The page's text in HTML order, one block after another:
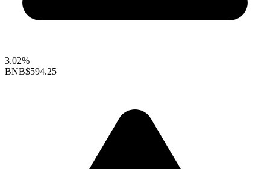
3.02%
BNB$594.25